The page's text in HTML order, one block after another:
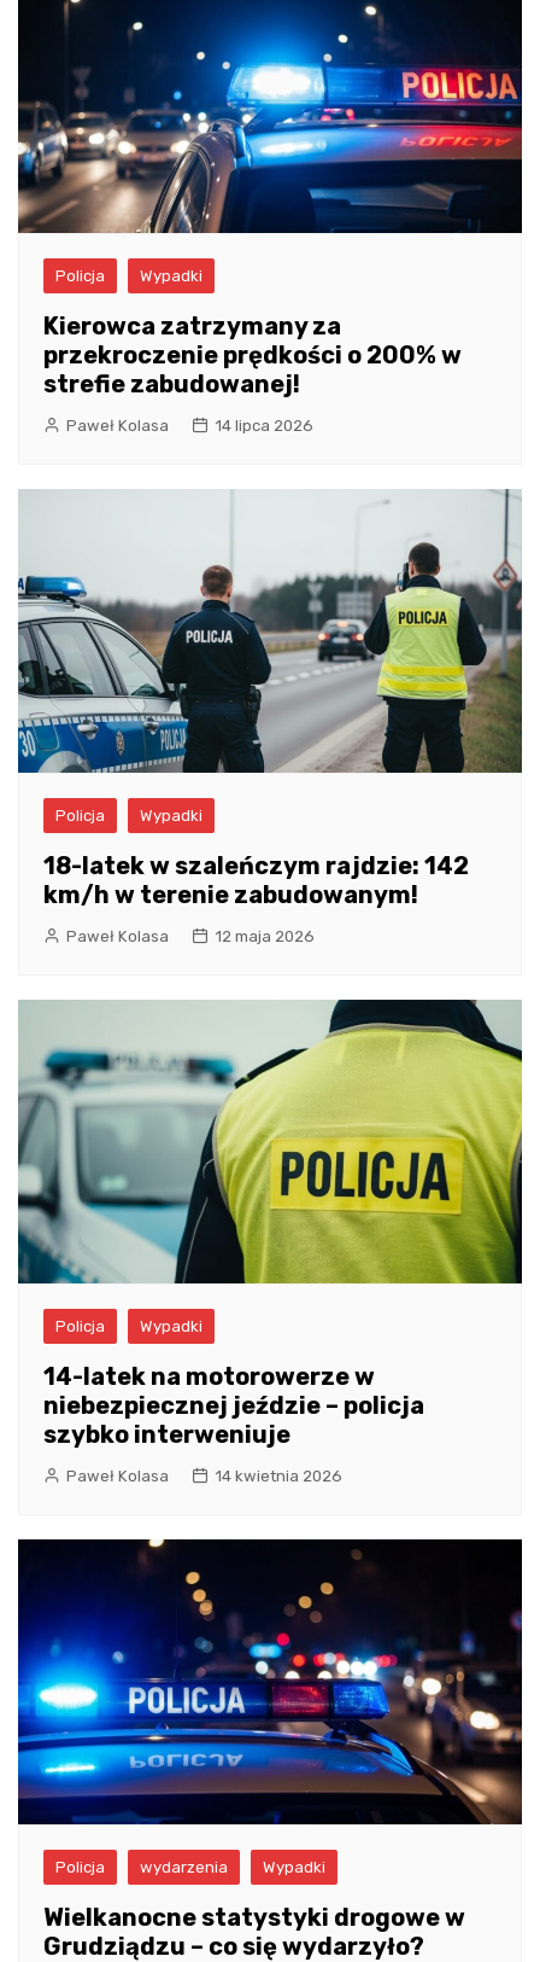
Policja Wypadki
Kierowca zatrzymany za
przekroczenie prędkości o 200% w
strefie zabudowanej!
Paweł Kolasa 14 lipca 2026
Policja Wypadki
18-latek w szaleńczym rajdzie: 142
km/h w terenie zabudowanym!
Paweł Kolasa 12 maja 2026
Policja Wypadki
14-latek na motorowerze w
niebezpiecznej jeździe – policja
szybko interweniuje
Paweł Kolasa 14 kwietnia 2026
Policja wydarzenia Wypadki
Wielkanocne statystyki drogowe w
Grudziądzu – co się wydarzyło?